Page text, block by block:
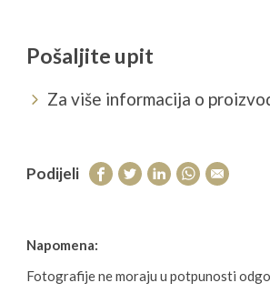
Pošaljite upit
Za više informacija o
Podijeli
Napomena:
Fotografije ne moraju u potpunosti